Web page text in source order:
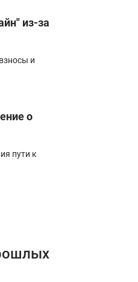
из-за
и
о
пути к